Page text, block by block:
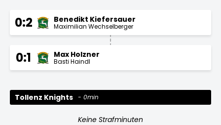
0:2 Benedikt Kiefersauer
Maximilian Wechselberger
0:1 Max Holzner
Basti Haindl
Tollenz Knights 0min
Keine Strafminuten